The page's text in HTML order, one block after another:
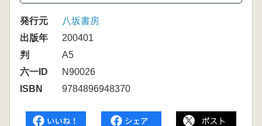
発行元
八坂書房
出版年
200401
判
A5
六一ID
N90026
ISBN
9784896948370